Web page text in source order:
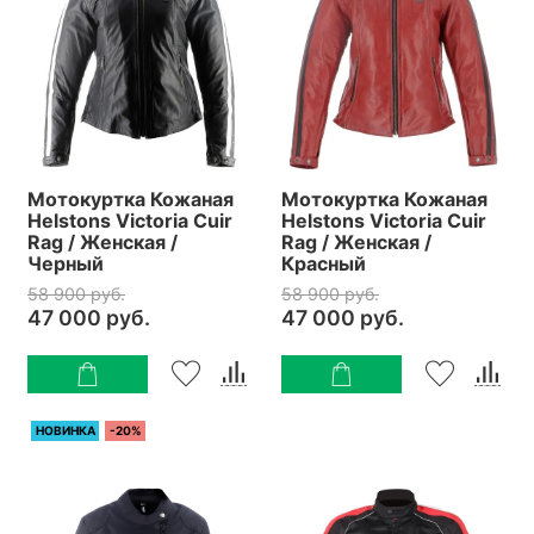
Мотокуртка Кожаная
Helstons Victoria Cuir
Rag / Женская /
Черный
58 900 руб.
47 000 руб.
Мотокуртка Кожаная
Helstons Victoria Cuir
Rag / Женская /
Красный
58 900 руб.
47 000 руб.
НОВИНКА -20%